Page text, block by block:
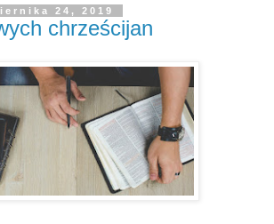
24, 2019
chrześcijan